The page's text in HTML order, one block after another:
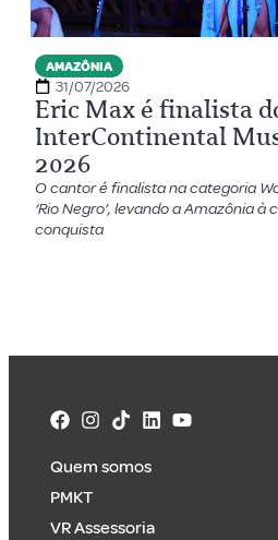
AMAZÔNIA
31/07/2026
Eric Max é finalista
InterContinental
2026
O cantor é finalista na categoria
‘Rio Negro’, levando a Amazônia
conquista
Quem somos
PMKT
VR Assessoria